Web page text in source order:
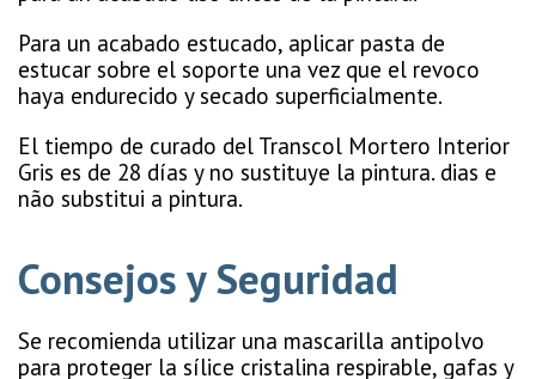
Para un acabado estucado, aplicar pasta de
estucar sobre el soporte una vez que el revoco
haya endurecido y secado superficialmente.
El tiempo de curado del Transcol Mortero Interior
Gris es de 28 días y no sustituye la pintura. dias e
não substitui a pintura.
Consejos y Seguridad
Se recomienda utilizar una mascarilla antipolvo
para proteger la sílice cristalina respirable, gafas y